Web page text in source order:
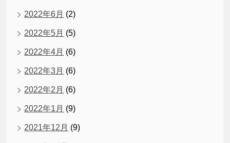
2022年6月 (2)
2022年5月 (5)
2022年4月 (6)
2022年3月 (6)
2022年2月 (6)
2022年1月 (9)
2021年12月 (9)